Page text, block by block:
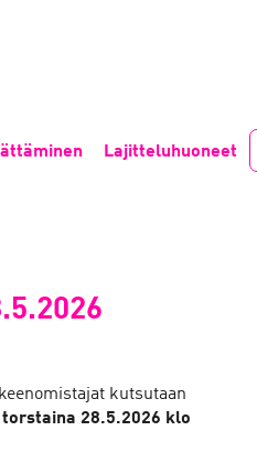
Lajitteluhuoneet
kutsutaan
torstaina 28.5.2026 klo